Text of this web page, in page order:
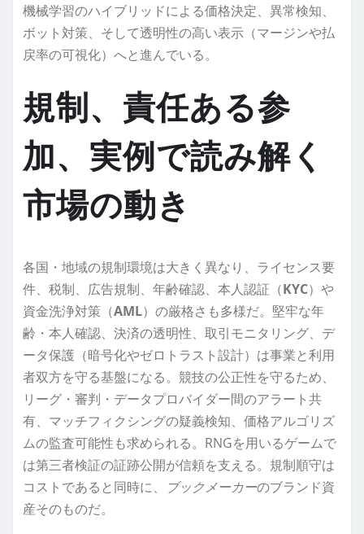
機械学習のハイブリッドによる価格決定、異常検知、
ボット対策、そして透明性の高い表示（マージンや払
戻率の可視化）へと進んでいる。
規制、責任ある参
加、実例で読み解く
市場の動き
各国・地域の規制環境は大きく異なり、ライセンス要
件、税制、広告規制、年齢確認、本人認証（KYC）や
資金洗浄対策（AML）の厳格さも多様だ。堅牢な年
齢・本人確認、決済の透明性、取引モニタリング、デ
ータ保護（暗号化やゼロトラスト設計）は事業と利用
者双方を守る基盤になる。競技の公正性を守るため、
リーグ・審判・データプロバイダー間のアラート共
有、マッチフィクシングの疑義検知、価格アルゴリズ
ムの監査可能性も求められる。RNGを用いるゲームで
は第三者検証の証跡公開が信頼を支える。規制順守は
コストであると同時に、
ブックメーカーのブランド資
産そのものだ。